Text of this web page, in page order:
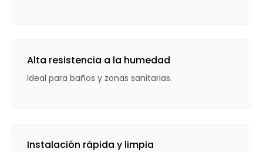
Alta resistencia a la humedad
Ideal para baños y zonas sanitarias.
Instalación rápida y limpia